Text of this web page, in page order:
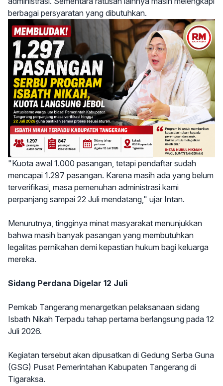
berbagai persyaratan yang dibutuhkan.
"Kuota awal 1.000 pasangan, tetapi pendaftar sudah
mencapai 1.297 pasangan. Karena masih ada yang belum
terverifikasi, masa pemenuhan administrasi kami
perpanjang sampai 22 Juli mendatang," ujar Intan.
Menurutnya, tingginya minat masyarakat menunjukkan
bahwa masih banyak pasangan yang membutuhkan
legalitas pernikahan demi kepastian hukum bagi keluarga
mereka.
Sidang Perdana Digelar 12 Juli
Pemkab Tangerang menargetkan pelaksanaan sidang
Isbath Nikah Terpadu tahap pertama berlangsung pada 12
Juli 2026.
Kegiatan tersebut akan dipusatkan di Gedung Serba Guna
(GSG) Pusat Pemerintahan Kabupaten Tangerang di
Tigaraksa.